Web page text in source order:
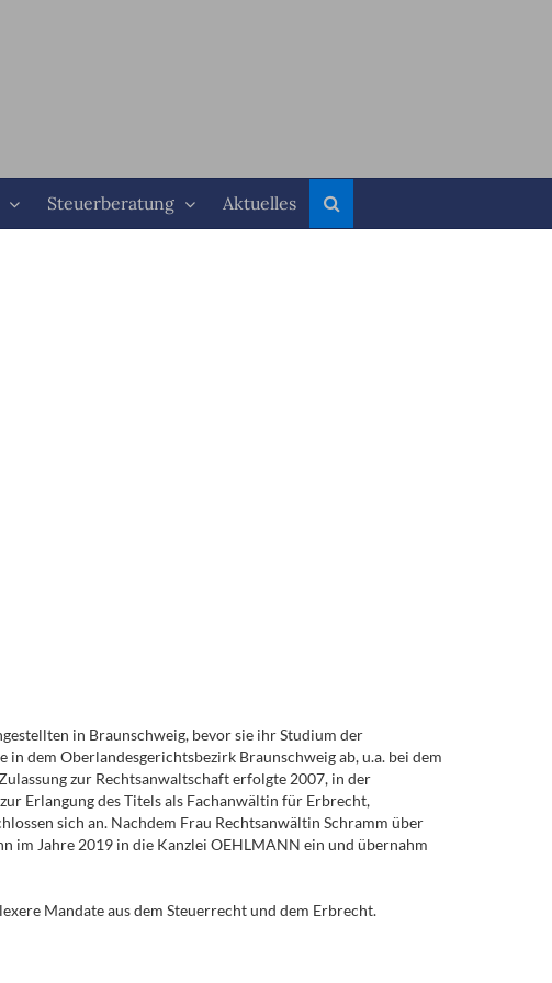
Steuerberatung Aktuelles
in Braunschweig, bevor sie ihr Studium der
dem Oberlandesgerichtsbezirk Braunschweig ab, u.a. bei dem
zur Rechtsanwaltschaft erfolgte 2007, in der
Erlangung des Titels als Fachanwältin für Erbrecht,
sich an. Nachdem Frau Rechtsanwältin Schramm über
im Jahre 2019 in die Kanzlei OEHLMANN ein und übernahm
Mandate aus dem Steuerrecht und dem Erbrecht.